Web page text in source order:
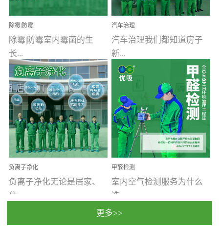
首的室内...
液来说，无...
除霉|防霉
除霉|防霉室内霉菌的生
长...
受温度、湿度、基质养
分、通风四个条件影响，
温暖潮湿、营养物质多、
通风缓慢的空间最易滋生
大量霉菌的...
汽车治理
汽车治理我们都知道房子
新...
装修完会有甲醛，其实汽
车的甲醛超标问题更为严
重。汽车的空间范围小，
配件、皮具、装饰多，这
些都是汽...
负离子净化
负离子净化无论是居家、
住...
甲醛检测
室内空气检测服务为什么
选...
更多>>